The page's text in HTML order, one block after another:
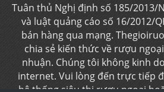
Tuân thủ Nghị định số 185/2013/
và luật quảng cáo số 16/2012/
bán hàng qua mạng.
chia sẻ kiến thức về rượu
nhuận. Chúng tôi không kinh
internet. Vui lòng đến trực tiếp